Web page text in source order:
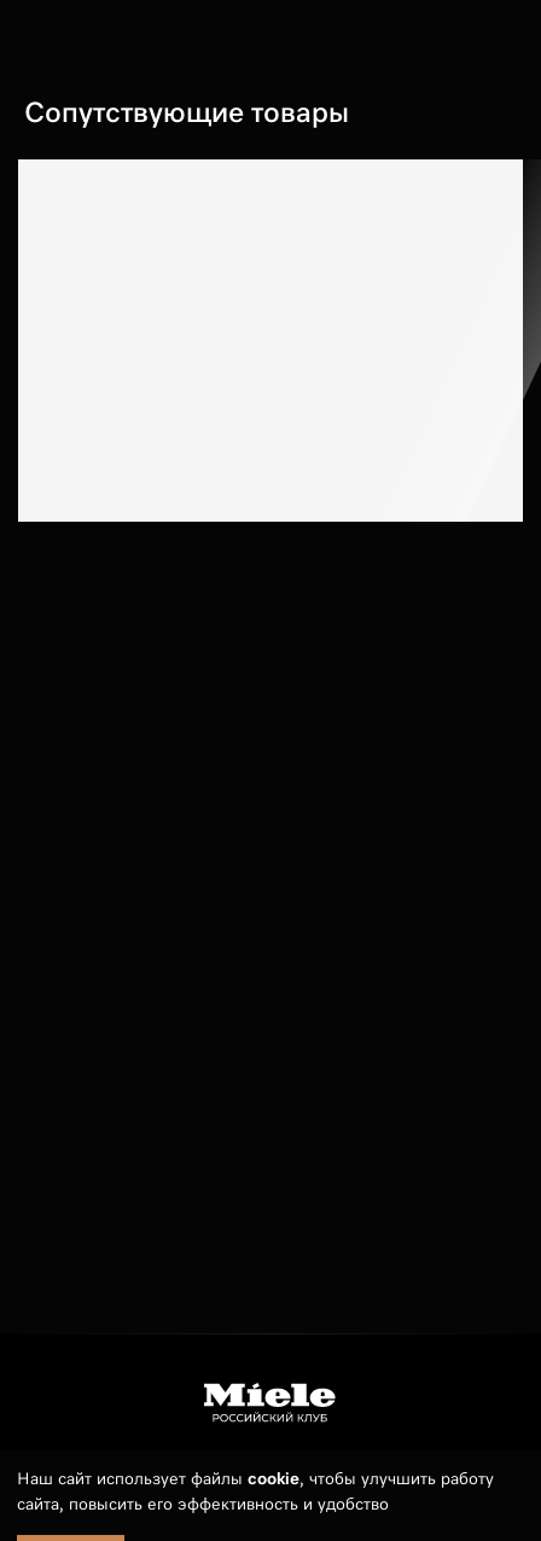
Сопутствующие товары
машина Miele G 7650 SCVi
Наш сайт использует файлы cookie, чтобы улучшить работу
сайта, повысить его эффективность и удобство
Телефон:
7 (495) 789 19 55